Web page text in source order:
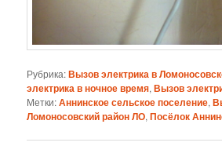
Рубрика:Вызов электрика в
электрика в ночное время,Вызов
Метки:Аннинское сельское поселение,
Ломоносовский район ЛО,Посёлок